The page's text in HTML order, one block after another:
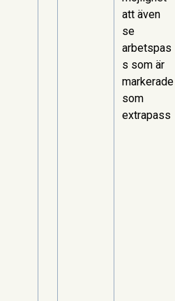
att även
se
arbetspas
s som är
markerade
som
extrapass